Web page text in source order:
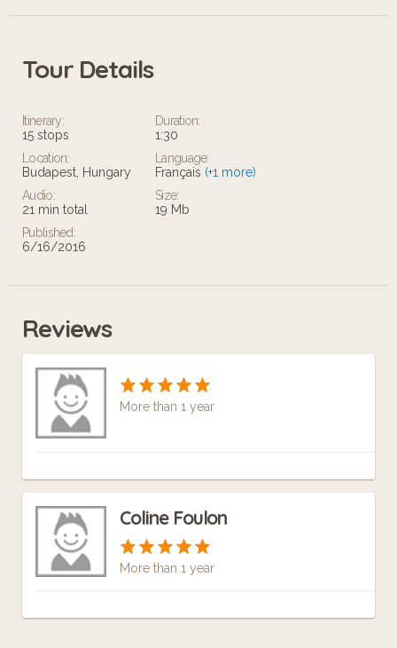
Tour Details
Itinerary:
15 stops
Duration:
1:30
Location:
Budapest, Hungary
Language:
Français (+1 more)
Audio:
21 min total
Size:
19 Mb
Published:
6/16/2016
Reviews
More than 1 year
Coline Foulon
More than 1 year